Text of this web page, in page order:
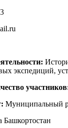
экспедиций,
Муниципальный
Башкортостан